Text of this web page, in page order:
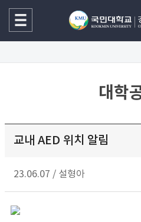
대학
교내 AED 위치 알림
23.06.07 / 설형아